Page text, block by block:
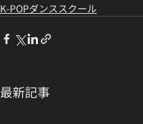
K-POPダンススクール
最新記事